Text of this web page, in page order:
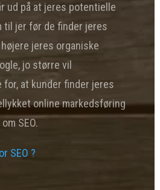
ud på at jeres potentielle
til jer før de finder jeres
jeres organiske
jo større vil
at kunder finder jeres
online markedsføring
SEO.
SEO ?